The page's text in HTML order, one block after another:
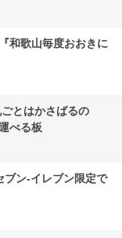
和歌山毎度おおきに
とはかさばるの
べる板
ン‐イレブン限定で